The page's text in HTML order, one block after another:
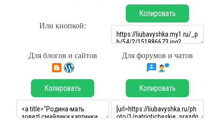
Или кнопкой:
Копировать
Для блогов и сайтов Для форумов и чатов
Копировать Копировать